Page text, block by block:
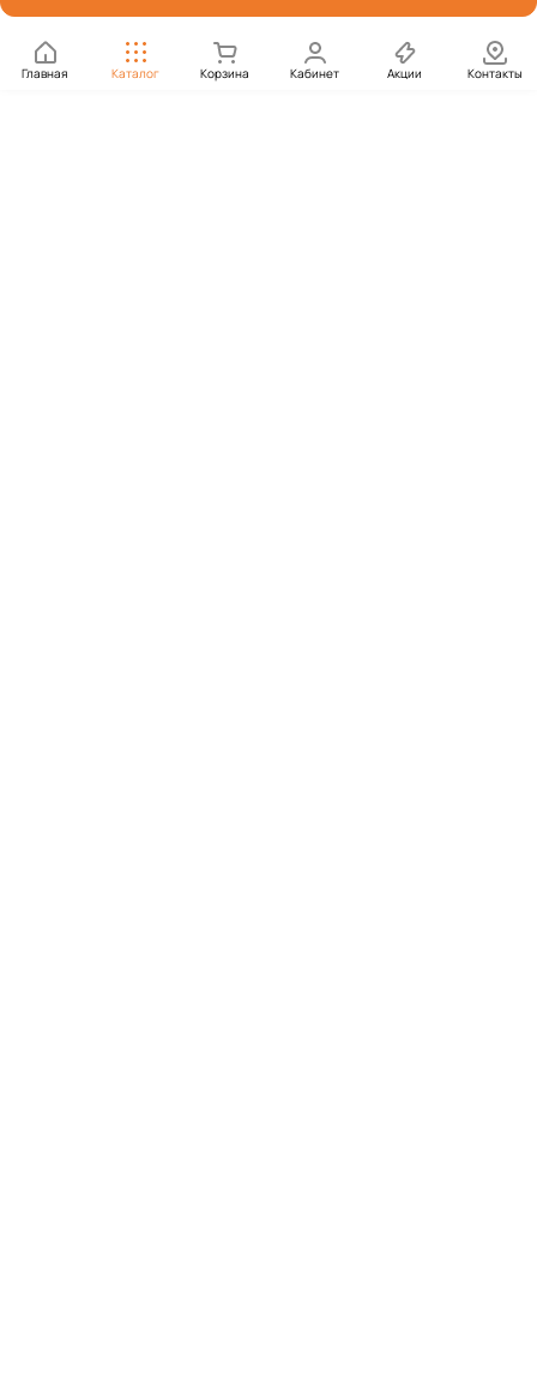
Главная Каталог Корзина Кабинет Акции Контакты